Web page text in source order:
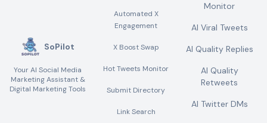
SoPilot
Your AI Social Media
Marketing Assistant &
Digital Marketing Tools
Automated X
Engagement
X Boost Swap
Hot Tweets Monitor
Submit Directory
Link Search
Monitor
AI Viral Tweets
AI Quality Replies
AI Quality
Retweets
AI Twitter DMs